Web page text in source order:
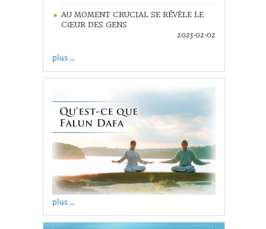
AU MOMENT CRUCIAL SE RÉVÈLE LE
CŒUR DES GENS
2025-02-02
plus ...
plus ...